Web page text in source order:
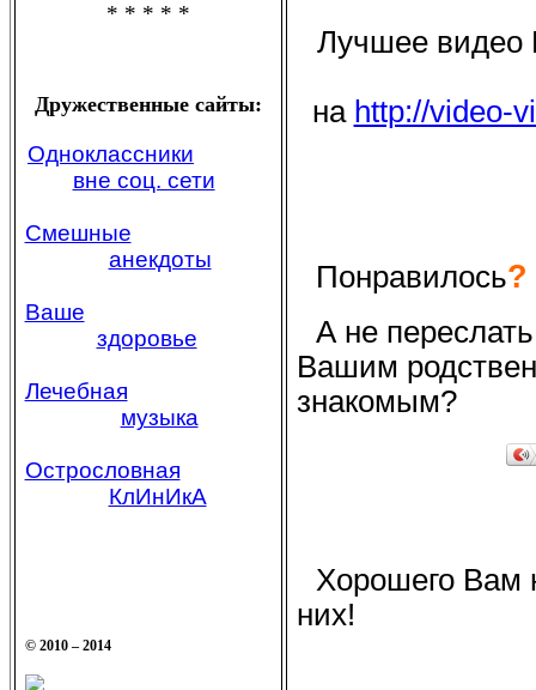
* * * * *
Дружественные сайты:
Одноклассники
вне соц. сети
Смешные
анекдоты
Ваше
здоровье
Лечебная
музыка
Острословная
КлИнИкА
© 2010 – 2014
Лучшее видео
на http://video-
Понравилось?
А не
Вашим
знакомым?
Хорошего Вам
них!